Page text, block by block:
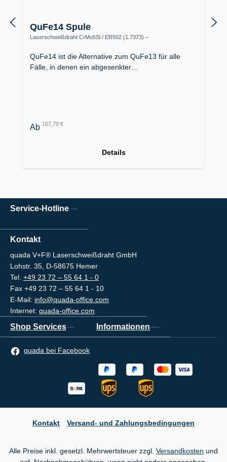
QuFe14 Spule
Laserschweißdraht CrMo5Si / ER502 (1.7373) –
QuFe14 ist die Alternative zum QuFe13 für alle
Fälle, in denen ein abgesenkter…
Regulärer Preis:
Ab 167,79 €
Details
Service-Hotline
Kontakt
quada V+F® Laserschweißdraht GmbH
Lohstr. 35, D-58675 Hemer
Tel. +49 23 72 – 55 64 1 - 0
Fax +49 23 72 – 55 64 1 - 10
E-Mail: info@quada-office.com
Internet: quada-office.com
Shop Services Informationen
quada bei Facebook
Kontakt Versand- und Zahlungsbedingungen
Alle Preise inkl. gesetzl. Mehrwertsteuer zzgl. Versandkosten und